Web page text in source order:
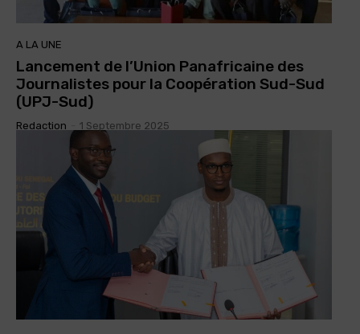
A LA UNE
Lancement de l’Union Panafricaine des
Journalistes pour la Coopération Sud-Sud
(UPJ-Sud)
Redaction 1 Septembre 2025